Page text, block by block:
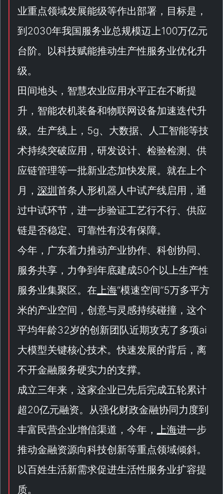
业重点领域发展能级等作出部署，目标是，
到2030年我国服务业总规模迈上100万亿元
台阶。以科技赋能推动生产性服务业优化升
级。
田间地头，智慧农业应用水平正在不断提
升，智能农机装备和物联网设备加速迭代升
级。生产线上，5g、大数据、人工智能等技
术持续突破应用，研发设计、检验检测、供
应链管理等一批新业态加快发展。就在上个
月， 深圳 首条人形机器人中试产线启用，通
过中试环节，进一步验证工艺行不行、供应
链是否稳定、可靠性有没有保障。
今年，广东着力推动产业协作、科创协同、
服务共享，力争到年底建成50个以上生产性
服务业集聚区。在上海“模速空间”5万多平方
米的产业空间，创意与灵感持续碰撞，这个
平均年龄32岁的创新团队近期攻克了多项ai
大模型关键核心技术。快速发展的背后，离
不开金融服务硬实力的支撑。
成立三年来，这家企业已先后完成五轮累计
超20亿元融资。从强化财政金融协同力度到
丰富民营企业增信渠道，今年， 上海进一步
推动金融资源向科技创新等重点领域倾斜。
以百姓生活新需求促进生活性服务业扩容提
质。